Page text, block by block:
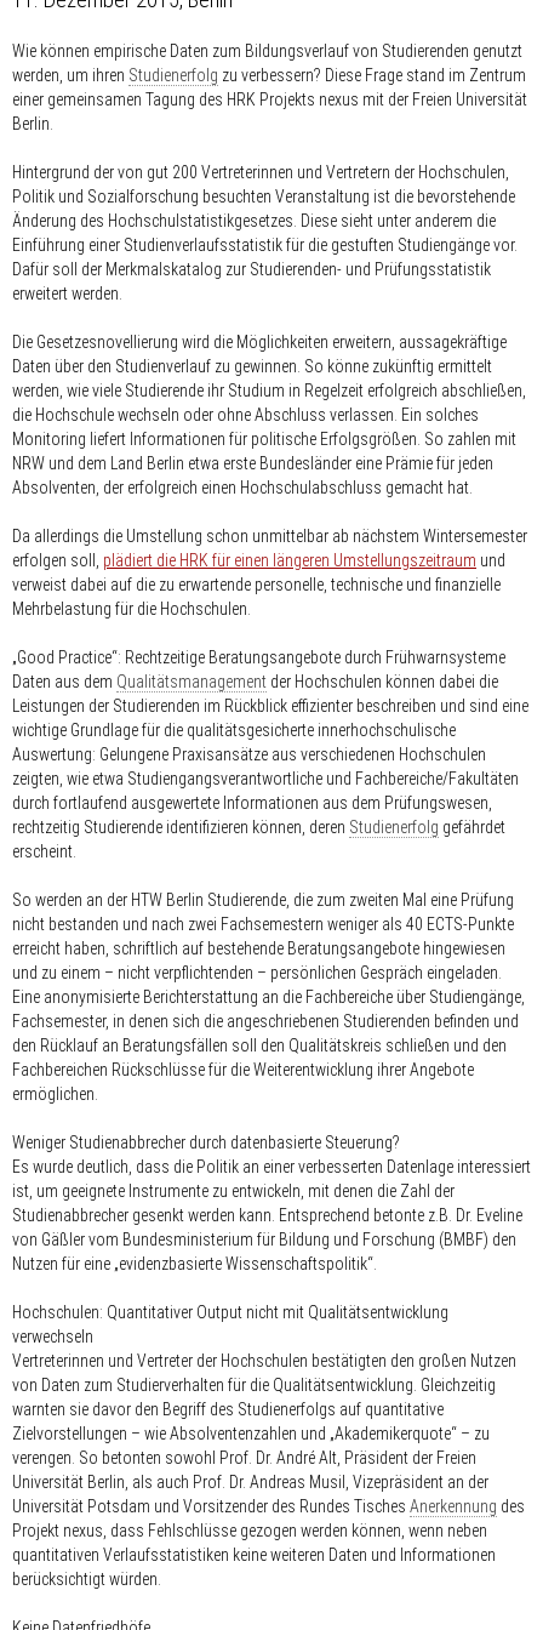
Wie können empirische Daten zum Bildungsverlauf von Studierenden genutzt
werden, um ihren Studienerfolg zu verbessern? Diese Frage stand im Zentrum
einer gemeinsamen Tagung des HRK Projekts nexus mit der Freien Universität
Berlin.
Hintergrund der von gut 200 Vertreterinnen und Vertretern der Hochschulen,
Politik und Sozialforschung besuchten Veranstaltung ist die bevorstehende
Änderung des Hochschulstatistikgesetzes. Diese sieht unter anderem die
Einführung einer Studienverlaufsstatistik für die gestuften Studiengänge vor.
Dafür soll der Merkmalskatalog zur Studierenden- und Prüfungsstatistik
erweitert werden.
Die Gesetzesnovellierung wird die Möglichkeiten erweitern, aussagekräftige
Daten über den Studienverlauf zu gewinnen. So könne zukünftig ermittelt
werden, wie viele Studierende ihr Studium in Regelzeit erfolgreich abschließen,
die Hochschule wechseln oder ohne Abschluss verlassen. Ein solches
Monitoring liefert Informationen für politische Erfolgsgrößen. So zahlen mit
NRW und dem Land Berlin etwa erste Bundesländer eine Prämie für jeden
Absolventen, der erfolgreich einen Hochschulabschluss gemacht hat.
Da allerdings die Umstellung schon unmittelbar ab nächstem Wintersemester
erfolgen soll, plädiert die HRK für einen längeren Umstellungszeitraum und
verweist dabei auf die zu erwartende personelle, technische und finanzielle
Mehrbelastung für die Hochschulen.
„Good Practice“: Rechtzeitige Beratungsangebote durch Frühwarnsysteme
Daten aus dem Qualitätsmanagement der Hochschulen können dabei die
Leistungen der Studierenden im Rückblick effizienter beschreiben und sind eine
wichtige Grundlage für die qualitätsgesicherte innerhochschulische
Auswertung: Gelungene Praxisansätze aus verschiedenen Hochschulen
zeigten, wie etwa Studiengangsverantwortliche und Fachbereiche/Fakultäten
durch fortlaufend ausgewertete Informationen aus dem Prüfungswesen,
rechtzeitig Studierende identifizieren können, deren Studienerfolg gefährdet
erscheint.
So werden an der HTW Berlin Studierende, die zum zweiten Mal eine Prüfung
nicht bestanden und nach zwei Fachsemestern weniger als 40 ECTS-Punkte
erreicht haben, schriftlich auf bestehende Beratungsangebote hingewiesen
und zu einem – nicht verpflichtenden – persönlichen Gespräch eingeladen.
Eine anonymisierte Berichterstattung an die Fachbereiche über Studiengänge,
Fachsemester, in denen sich die angeschriebenen Studierenden befinden und
den Rücklauf an Beratungsfällen soll den Qualitätskreis schließen und den
Fachbereichen Rückschlüsse für die Weiterentwicklung ihrer Angebote
ermöglichen.
Weniger Studienabbrecher durch datenbasierte Steuerung?
Es wurde deutlich, dass die Politik an einer verbesserten Datenlage interessiert
ist, um geeignete Instrumente zu entwickeln, mit denen die Zahl der
Studienabbrecher gesenkt werden kann. Entsprechend betonte z.B. Dr. Eveline
von Gäßler vom Bundesministerium für Bildung und Forschung (BMBF) den
Nutzen für eine „evidenzbasierte Wissenschaftspolitik“.
Hochschulen: Quantitativer Output nicht mit Qualitätsentwicklung
verwechseln
Vertreterinnen und Vertreter der Hochschulen bestätigten den großen Nutzen
von Daten zum Studierverhalten für die Qualitätsentwicklung. Gleichzeitig
warnten sie davor den Begriff des Studienerfolgs auf quantitative
Zielvorstellungen – wie Absolventenzahlen und „Akademikerquote“ – zu
verengen. So betonten sowohl Prof. Dr. André Alt, Präsident der Freien
Universität Berlin, als auch Prof. Dr. Andreas Musil, Vizepräsident an der
Universität Potsdam und Vorsitzender des Rundes Tisches Anerkennung des
Projekt nexus, dass Fehlschlüsse gezogen werden können, wenn neben
quantitativen Verlaufsstatistiken keine weiteren Daten und Informationen
berücksichtigt würden.